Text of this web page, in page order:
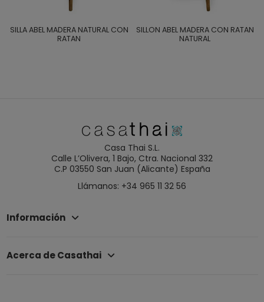
SILLA ABEL MADERA NATURAL CON
RATAN
SILLON ABEL MADERA CON RATAN
NATURAL
Casa Thai S.L.
Calle L’Olivera, 1 Bajo, Ctra. Nacional 332
C.P 03550 San Juan (Alicante) España
Llámanos: +34 965 11 32 56
Información
Acerca de Casathai